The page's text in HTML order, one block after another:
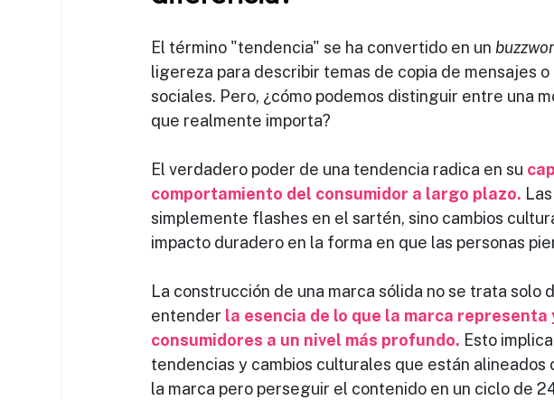
El término "tendencia" se ha convertido en un
ligereza para describir temas de copia de mensajes
sociales. Pero, ¿cómo podemos distinguir entre una
que realmente importa?
El verdadero poder de una tendencia radica en su
comportamiento del consumidor a largo plazo.
simplemente flashes en el sartén, sino cambios
impacto duradero en la forma en que las personas
La construcción de una marca sólida no se trata solo
entender la esencia de lo que la marca representa
consumidores a un nivel más profundo. Esto
tendencias y cambios culturales que están
la marca pero perseguir el contenido en un ciclo de